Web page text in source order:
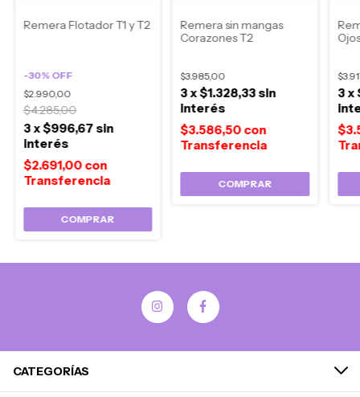
Remera Flotador T1 y T2
-30% OFF
$2.990,00
$4.285,00
$2.691,00con
3x$996,67sin
interés
COMPRAR
Remera sin mangas
Corazones T2
$3.985,00
$3.586,50con
3x$1.328,33sin
interés
COMPRAR
3x
CATEGORÍAS